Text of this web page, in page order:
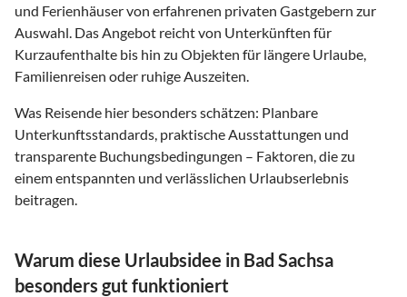
und Ferienhäuser von erfahrenen privaten Gastgebern zur
Auswahl. Das Angebot reicht von Unterkünften für
Kurzaufenthalte bis hin zu Objekten für längere Urlaube,
Familienreisen oder ruhige Auszeiten.
Was Reisende hier besonders schätzen: Planbare
Unterkunftsstandards, praktische Ausstattungen und
transparente Buchungsbedingungen – Faktoren, die zu
einem entspannten und verlässlichen Urlaubserlebnis
beitragen.
Warum diese Urlaubsidee in Bad Sachsa
besonders gut funktioniert